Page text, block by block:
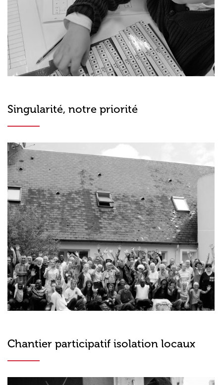
Singularité, notre priorité
Chantier participatif isolation locaux